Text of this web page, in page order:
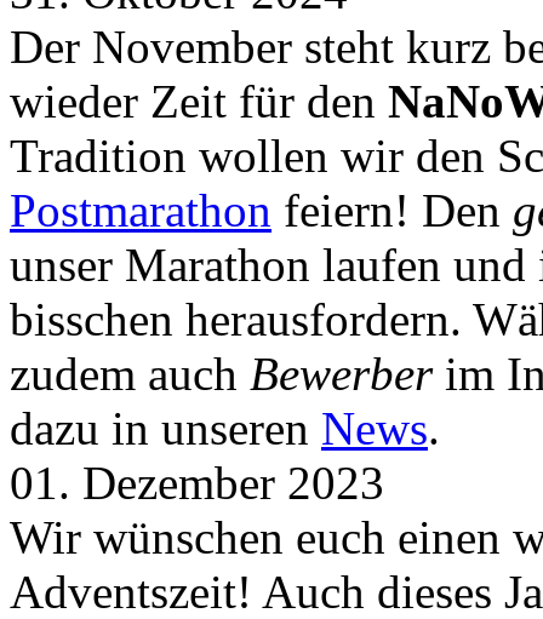
Der November steht kurz
wieder Zeit für den
Tradition wollen wir den
Postmarathon feiern! Den
unser Marathon laufen
bisschen herausfordern.
zudem auch Bewerberim
dazu in unseren News.
01. Dezember 2023
Wir wünschen euch einen
Adventszeit! Auch dieses